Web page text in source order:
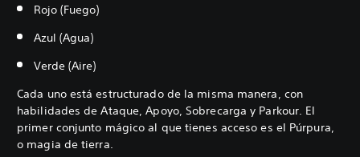
Rojo (Fuego)
Azul (Agua)
Verde (Aire)
Cada uno está estructurado de la misma manera, con
habilidades de Ataque, Apoyo, Sobrecarga y Parkour. El
primer conjunto mágico al que tienes acceso es el Púrpura,
o magia de tierra.